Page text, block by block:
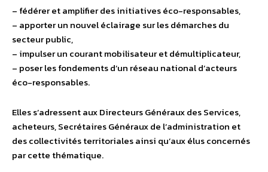
– fédérer et amplifier des initiatives éco-responsables,
– apporter un nouvel éclairage sur les démarches du
secteur public,
– impulser un courant mobilisateur et démultiplicateur,
– poser les fondements d’un réseau national d’acteurs
éco-responsables.
Elles s’adressent aux Directeurs Généraux des Services,
acheteurs, Secrétaires Généraux de l’administration et
des collectivités territoriales ainsi qu’aux élus concernés
par cette thématique.